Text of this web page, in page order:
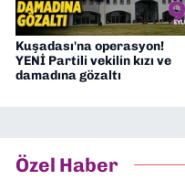
Kuşadası'na operasyon!
YENİ Partili vekilin kızı ve
damadına gözaltı
Özel Haber